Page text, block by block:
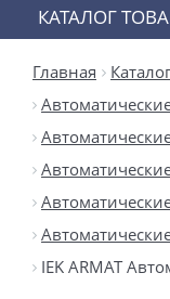
КАТАЛОГ
Главная
Каталог
IEK ARMAT